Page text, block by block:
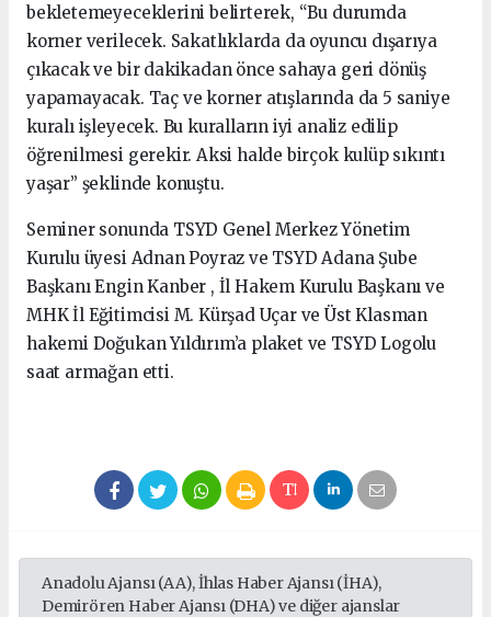
bekletemeyeceklerini belirterek, “Bu durumda
korner verilecek. Sakatlıklarda da oyuncu dışarıya
çıkacak ve bir dakikadan önce sahaya geri dönüş
yapamayacak. Taç ve korner atışlarında da 5 saniye
kuralı işleyecek. Bu kuralların iyi analiz edilip
öğrenilmesi gerekir. Aksi halde birçok kulüp sıkıntı
yaşar” şeklinde konuştu.
Seminer sonunda TSYD Genel Merkez Yönetim
Kurulu üyesi Adnan Poyraz ve TSYD Adana Şube
Başkanı Engin Kanber , İl Hakem Kurulu Başkanı ve
MHK İl Eğitimcisi M. Kürşad Uçar ve Üst Klasman
hakemi Doğukan Yıldırım’a plaket ve TSYD Logolu
saat armağan etti.
Anadolu Ajansı (AA), İhlas Haber Ajansı (İHA),
Demirören Haber Ajansı (DHA) ve diğer ajanslar